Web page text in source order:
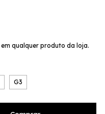
qualquer produto da loja.
G3